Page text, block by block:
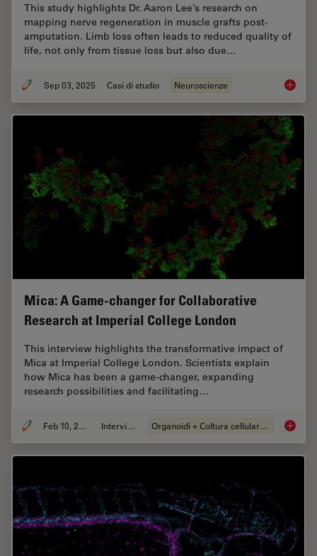
This study highlights Dr. Aaron Lee’s research on
mapping nerve regeneration in muscle grafts post-
amputation. Limb loss often leads to reduced quality of
life, not only from tissue loss but also due…
Sep 03, 2025 Casi di studio Neuroscienze How to
Mica: A Game-changer for Collaborative
Research at Imperial College London
This interview highlights the transformative impact of
Mica at Imperial College London. Scientists explain
how Mica has been a game-changer, expanding
research possibilities and facilitating…
Feb 10, 2025 Intervista Organoidi + Coltura cellulare 3D Mica: A